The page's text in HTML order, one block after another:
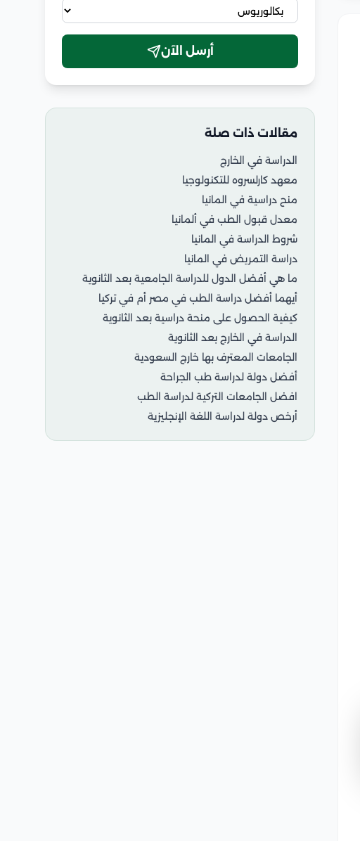
أرسل الآن
مقالات ذات صلة
الدراسة في الخارج
معهد كارلسروه للتكنولوجيا
منح دراسية في المانيا
معدل قبول الطب في ألمانيا
شروط الدراسة في المانيا
دراسة التمريض في المانيا
ما هي أفضل الدول للدراسة الجامعية بعد الثانوية
أيهما أفضل دراسة الطب في مصر أم في تركيا
كيفية الحصول على منحة دراسية بعد الثانوية
الدراسة في الخارج بعد الثانوية
الجامعات المعترف بها خارج السعودية
أفضل دولة لدراسة طب الجراحة
افضل الجامعات التركية لدراسة الطب
أرخص دولة لدراسة اللغة الإنجليزية